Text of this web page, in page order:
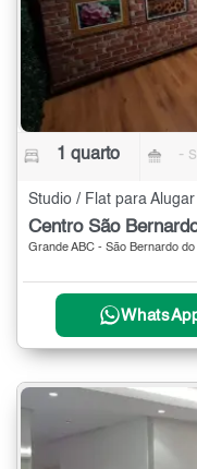
1 quarto -
Grande ABC - São Bernardo